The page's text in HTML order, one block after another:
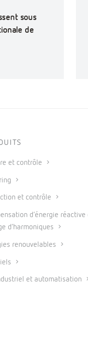
sous
de
et contrôle
et contrôle
d’énergie réactive
d’harmoniques
renouvelables
et automatisation